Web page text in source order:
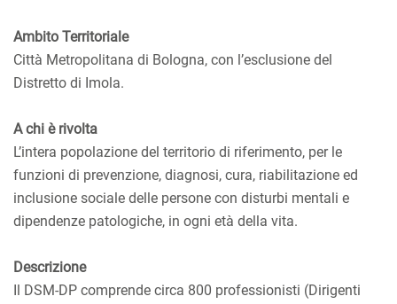
Ambito Territoriale
Città Metropolitana di Bologna, con l’esclusione del
Distretto di Imola.
A chi è rivolta
L’intera popolazione del territorio di riferimento, per le
funzioni di prevenzione, diagnosi, cura, riabilitazione ed
inclusione sociale delle persone con disturbi mentali e
dipendenze patologiche, in ogni età della vita.
Descrizione
Il DSM-DP comprende circa 800 professionisti (Dirigenti